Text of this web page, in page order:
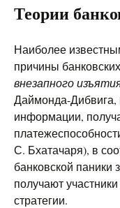
Теории
Наиболее
причины
внезапного
Даймонда-Дибвига,
информации,
С. Бхатачаря), в
банковской паники
получают
стратегии.